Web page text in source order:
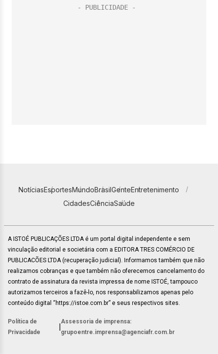
NotíciasEsportesMundoBrasilGenteEntretenimento
CidadesCiênciaSaúde
A ISTOÉ PUBLICAÇÕES LTDA é um portal digital independente e sem
vinculação editorial e societária com a EDITORA TRES COMÉRCIO DE
PUBLICACÕES LTDA (recuperação judicial). Informamos também que não
realizamos cobranças e que também não oferecemos cancelamento do
contrato de assinatura da revista impressa de nome ISTOÉ, tampouco
autorizamos terceiros a fazê-lo, nos responsabilizamos apenas pelo
conteúdo digital “https://istoe.com.br” e seus respectivos sites.
Política de
Privacidade
Assessoria de imprensa:
grupoentre.imprensa@agenciafr.com.br